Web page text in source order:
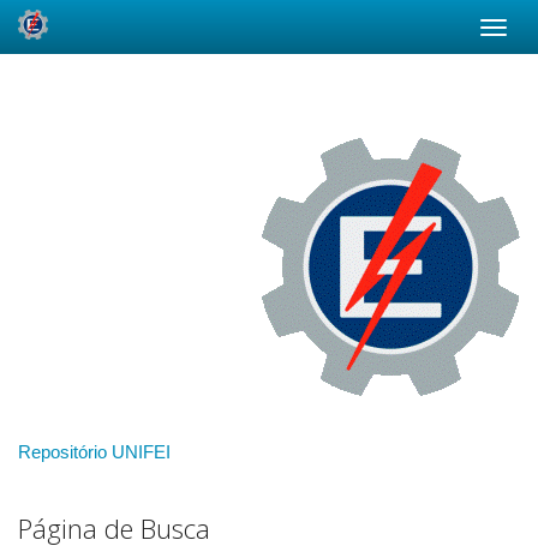
Repositório UNIFEI
Página de Busca